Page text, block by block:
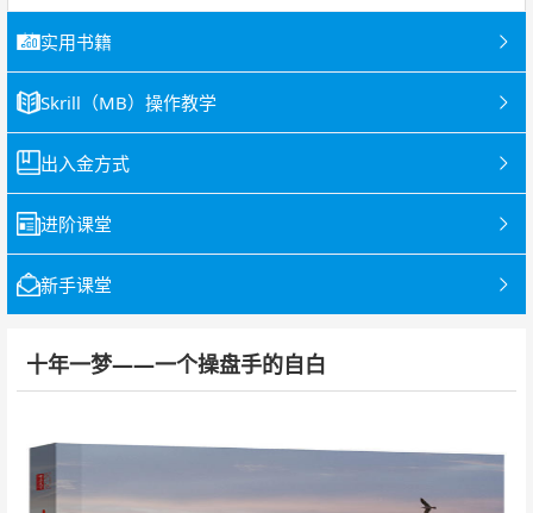
实用书籍
Skrill（MB）操作教学
出入金方式
进阶课堂
新手课堂
十年一梦——一个操盘手的自白